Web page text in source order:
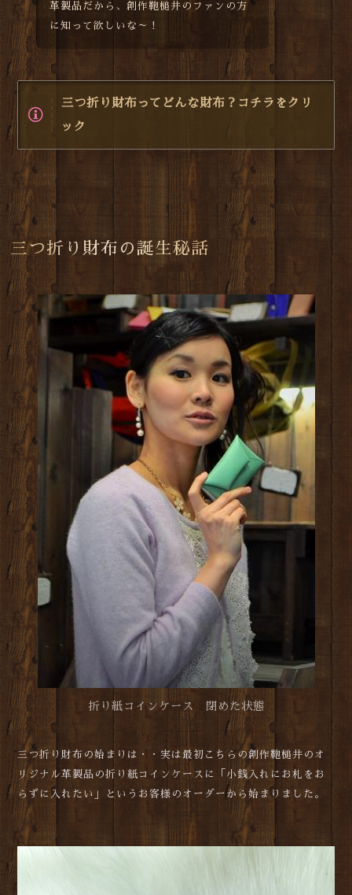
革製品だから、創作鞄槌井のファンの方
に知って欲しいな～！
三つ折り財布ってどんな財布？コチラをクリ
ック
三つ折り財布の誕生秘話
折り紙コインケース 閉めた状態
三つ折り財布の始まりは・・実は最初こちらの創作鞄槌井のオ
リジナル革製品の折り紙コインケースに「小銭入れにお札をお
らずに入れたい」というお客様のオーダーから始まりました。